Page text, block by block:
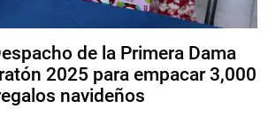
de la Primera Dama
2025 para empacar 3,000
navideños